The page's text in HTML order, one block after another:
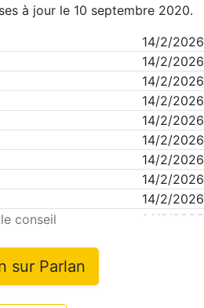
à jour le 10 septembre 2020.
14/2/2026
14/2/2026
14/2/2026
14/2/2026
14/2/2026
14/2/2026
14/2/2026
14/2/2026
14/2/2026
14/2/2026
conseil
sur Parlan